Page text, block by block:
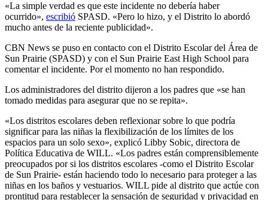
«La simple verdad es que este incidente no debería haber
ocurrido», escribió SPASD. «Pero lo hizo, y el Distrito lo abordó
mucho antes de la reciente publicidad».
CBN News se puso en contacto con el Distrito Escolar del Área de
Sun Prairie (SPASD) y con el Sun Prairie East High School para
comentar el incidente. Por el momento no han respondido.
Los administradores del distrito dijeron a los padres que «se han
tomado medidas para asegurar que no se repita».
«Los distritos escolares deben reflexionar sobre lo que podría
significar para las niñas la flexibilización de los límites de los
espacios para un solo sexo», explicó Libby Sobic, directora de
Política Educativa de WILL. «Los padres están comprensiblemente
preocupados por si los distritos escolares -como el Distrito Escolar
de Sun Prairie- están haciendo todo lo necesario para proteger a las
niñas en los baños y vestuarios. WILL pide al distrito que actúe con
prontitud para restablecer la sensación de seguridad y privacidad en